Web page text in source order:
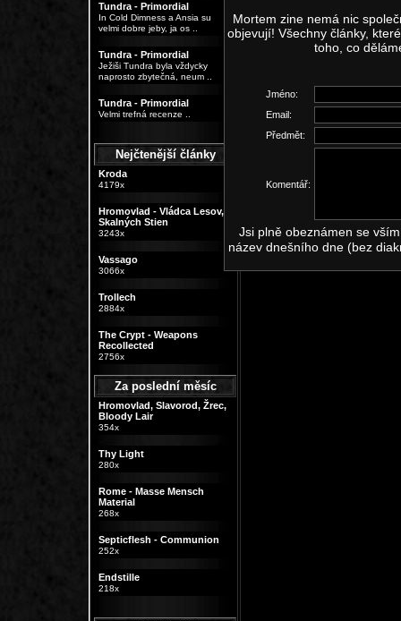
Tundra - Primordial
In Cold Dimness a Ansia su
velmi dobre jeby, ja os ..
Tundra - Primordial
Ježiši Tundra byla vždycky
naprosto zbytečná, neum ..
Tundra - Primordial
Velmi trefná recenze ..
Nejčtenější články
Kroda
4179x
Hromovlad - Vládca Lesov,
Skalných Stien
3243x
Vassago
3066x
Trollech
2884x
The Crypt - Weapons
Recollected
2756x
Za poslední měsíc
Hromovlad, Slavorod, Žrec,
Bloody Lair
354x
Thy Light
280x
Rome - Masse Mensch
Material
268x
Septicflesh - Communion
252x
Endstille
218x
Mortem zine nemá nic
objevují! Všechny články,
toho, co
Jméno:
Email:
Předmět:
Komentář:
Jsi plně obeznámen se
název dnešního dne (bez